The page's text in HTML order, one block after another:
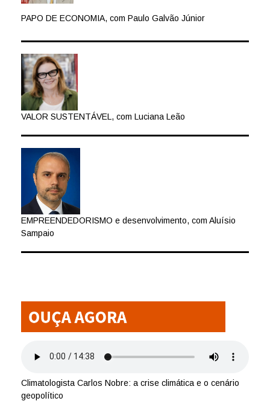
PAPO DE ECONOMIA, com Paulo Galvão Júnior
VALOR SUSTENTÁVEL, com Luciana Leão
EMPREENDEDORISMO e desenvolvimento, com Aluísio
Sampaio
Climatologista Carlos Nobre: a crise climática e o cenário
geopolítico